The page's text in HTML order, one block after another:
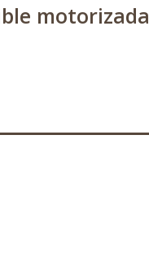
motorizada